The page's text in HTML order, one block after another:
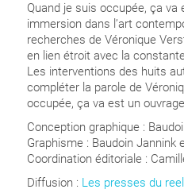
Quand je suis occupée, ça va
immersion dans l’art
recherches de Véronique
en lien étroit avec la
Les interventions des huits
compléter la parole de
occupée, ça va est un
Conception graphique :
Graphisme : Baudoin Jannink
Coordination éditoriale :
Diffusion : Les presses du reel